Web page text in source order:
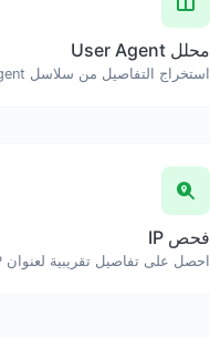
محلل User Agent
استخراج التفاصيل من سلاسل User Agent.
فحص IP
احصل على تفاصيل تقريبية لعنوان IP.